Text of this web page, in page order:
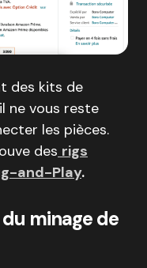
des kits de
ne vous reste
les pièces.
des rigs
and-Play.
minage de